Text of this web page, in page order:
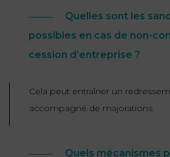
Quelles sont les
possibles en cas de non-
cession d’entreprise ?
Cela peut entraîner un
accompagné de majorations.
Quels mécanismes